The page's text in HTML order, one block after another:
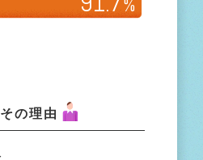
その理由